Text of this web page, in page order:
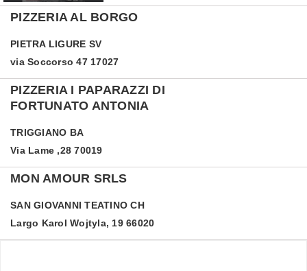
PIZZERIA AL BORGO
PIETRA LIGURE SV
via Soccorso 47 17027
PIZZERIA I PAPARAZZI DI
FORTUNATO ANTONIA
TRIGGIANO BA
Via Lame ,28 70019
MON AMOUR SRLS
SAN GIOVANNI TEATINO CH
Largo Karol Wojtyla, 19 66020